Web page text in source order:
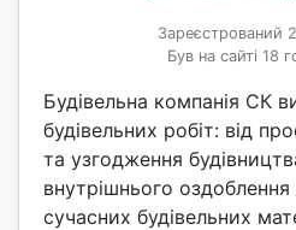
Зареєстрований
Був на сайті 18
Будівельна компанія СК
будівельних робіт: від
та узгодження
внутрішнього
сучасних будівельних